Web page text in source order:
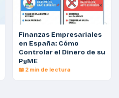
Finanzas Empresariales
en España: Cómo
Controlar el Dinero de su
PyME
📖 2 min de lectura